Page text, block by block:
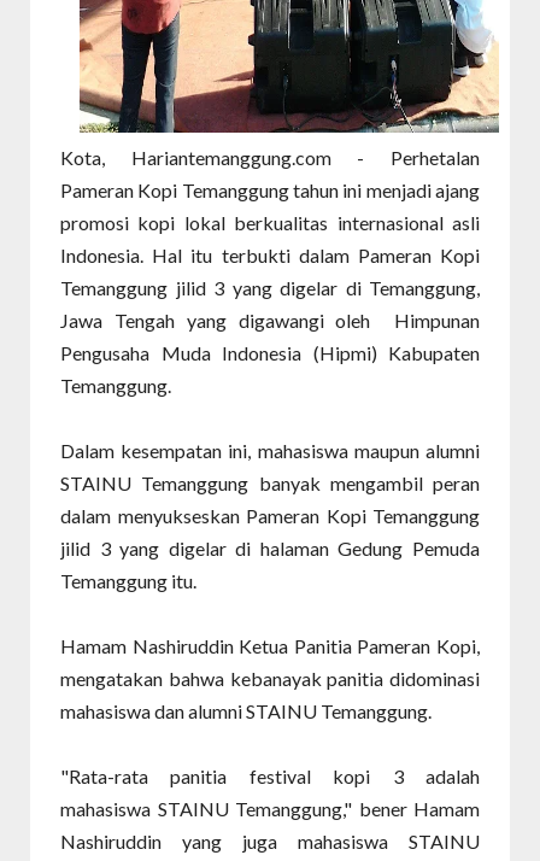
Kota, Hariantemanggung.com - Perhetalan
Pameran Kopi Temanggung tahun ini menjadi ajang
promosi kopi lokal berkualitas internasional asli
Indonesia. Hal itu terbukti dalam Pameran Kopi
Temanggung jilid 3 yang digelar di Temanggung,
Jawa Tengah yang digawangi oleh Himpunan
Pengusaha Muda Indonesia (Hipmi) Kabupaten
Temanggung.
Dalam kesempatan ini, mahasiswa maupun alumni
STAINU Temanggung banyak mengambil peran
dalam menyukseskan Pameran Kopi Temanggung
jilid 3 yang digelar di halaman Gedung Pemuda
Temanggung itu.
Hamam Nashiruddin Ketua Panitia Pameran Kopi,
mengatakan bahwa kebanayak panitia didominasi
mahasiswa dan alumni STAINU Temanggung.
"Rata-rata panitia festival kopi 3 adalah
mahasiswa STAINU Temanggung," bener Hamam
Nashiruddin yang juga mahasiswa STAINU